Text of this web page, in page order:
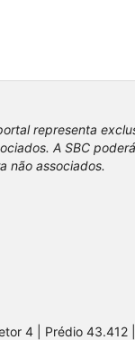
representa
A SBC
não associados.
4 | Prédio 43.412